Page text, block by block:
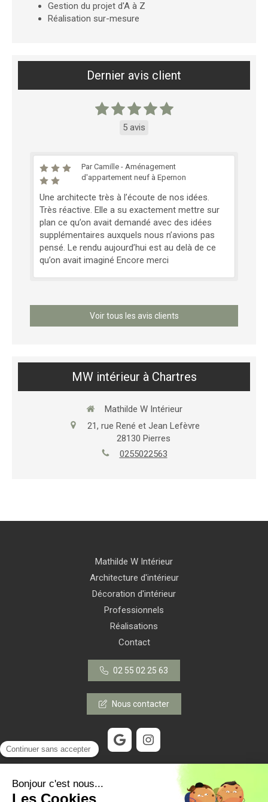
Gestion du projet d'A à Z
Réalisation sur-mesure
Dernier avis client
5 avis
Par Camille - Aménagement
d'appartement neuf à Epernon
Une architecte très à l’écoute de nos idées.
Très réactive. Elle a su exactement mettre sur
plan ce qu’on avait demandé avec des idées
supplémentaires auxquels nous n’avions pas
pensé. Le rendu aujourd’hui est au delà de ce
qu’on avait imaginé Encore merci
Voir tous les avis clients
MW intérieur à Chartres
Mathilde W Intérieur
21, rue René et Jean Lefèvre
28130 Pierres
0255022563
Mathilde W Intérieur
Architecture d'intérieur
Décoration d'intérieur
Professionnels
Réalisations
Contact
02 55 02 25 63
Nous contacter
©2022 Mathilde W Intérieur - Création d'intérieur